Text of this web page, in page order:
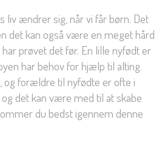
liv ændrer sig, når vi får børn. Det
det kan også være en meget hård
prøvet det før. En lille nyfødt er
har behov for hjælp til alting.
forældre til nyfødte er ofte i
det kan være med til at skabe
du bedst igennem denne